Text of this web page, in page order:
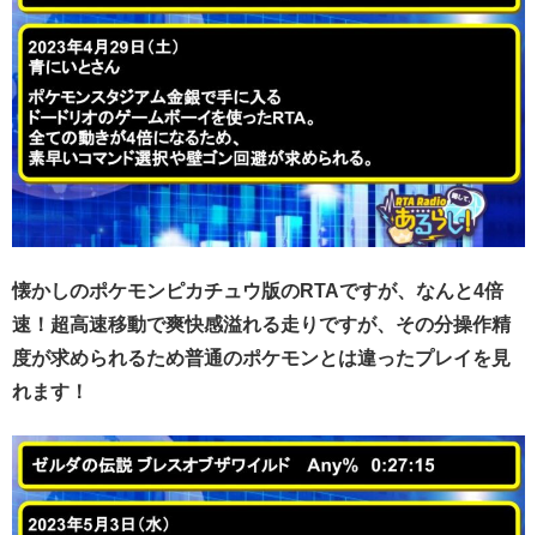
懐かしのポケモンピカチュウ版のRTAですが、なんと4倍
速！超高速移動で爽快感溢れる走りですが、その分操作精
度が求められるため普通のポケモンとは違ったプレイを見
れます！